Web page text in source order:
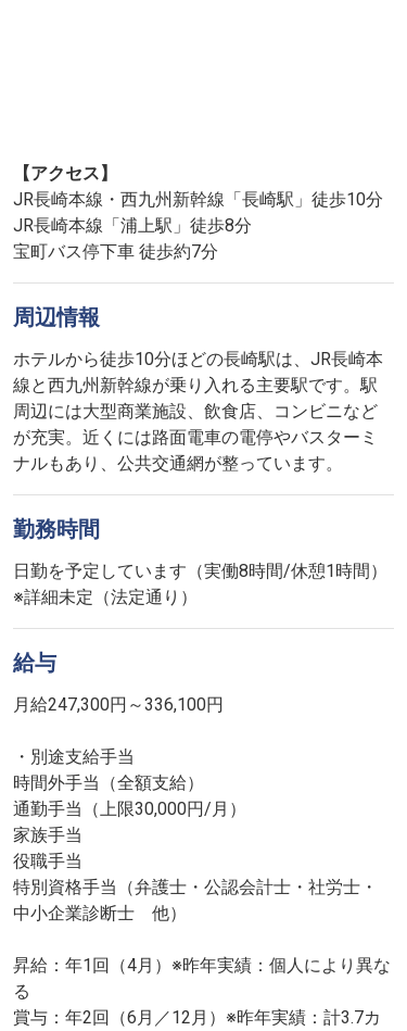
【アクセス】
JR長崎本線・西九州新幹線「長崎駅」徒歩10分
JR長崎本線「浦上駅」徒歩8分
宝町バス停下車 徒歩約7分
周辺情報
ホテルから徒歩10分ほどの長崎駅は、JR長崎本
線と西九州新幹線が乗り入れる主要駅です。駅
周辺には大型商業施設、飲食店、コンビニなど
が充実。近くには路面電車の電停やバスターミ
ナルもあり、公共交通網が整っています。
勤務時間
日勤を予定しています（実働8時間/休憩1時間）
※詳細未定（法定通り）
給与
月給247,300円～336,100円
・別途支給手当
時間外手当（全額支給）
通勤手当（上限30,000円/月）
家族手当
役職手当
特別資格手当（弁護士・公認会計士・社労士・
中小企業診断士 他）
昇給：年1回（4月）※昨年実績：個人により異な
る
賞与：年2回（6月／12月）※昨年実績：計3.7カ